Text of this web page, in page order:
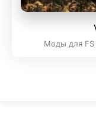
Моды для FS